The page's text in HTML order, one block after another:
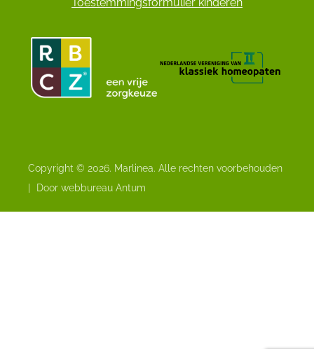
Copyright © 2026. Marlinea. Alle rechten voorbehouden
Door webbureau Antum